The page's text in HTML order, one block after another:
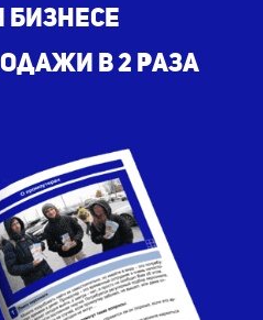
в 2 раза